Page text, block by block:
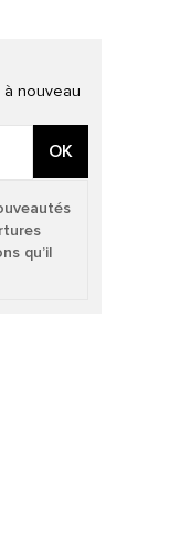
nouveau
OK
qu’il